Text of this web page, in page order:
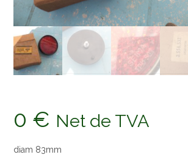
0 € Net de TVA
diam 83mm